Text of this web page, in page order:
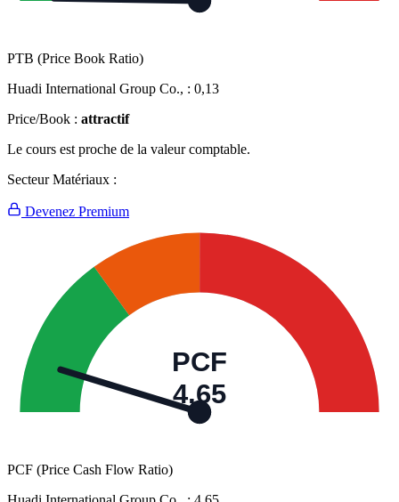
PTB (Price Book Ratio)
Huadi International Group Co., : 0,13
Price/Book : attractif
Le cours est proche de la valeur comptable.
Secteur Matériaux :
Devenez Premium
PCF
4,65
PCF (Price Cash Flow Ratio)